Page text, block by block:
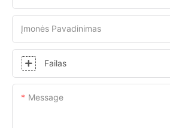
Įmonės Pavadinimas
Failas
Message